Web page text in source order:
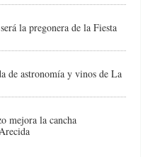
la pregonera de la Fiesta
de astronomía y vinos de La
mejora la cancha